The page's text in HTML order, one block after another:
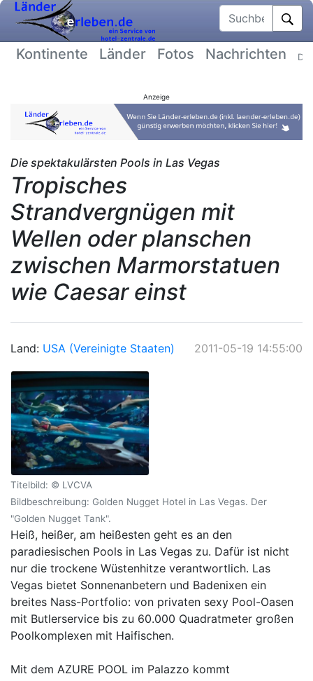
Suchbegriff
Kontinente Länder Fotos Nachrichten
Anzeige
Die spektakulärsten Pools in Las Vegas
Tropisches
Strandvergnügen mit
Wellen oder planschen
zwischen Marmorstatuen
wie Caesar einst
Land: USA (Vereinigte Staaten) 2011-05-19 14:55:00
Titelbild: © LVCVA
Bildbeschreibung: Golden Nugget Hotel in Las Vegas. Der
"Golden Nugget Tank".
Heiß, heißer, am heißesten geht es an den
paradiesischen Pools in Las Vegas zu. Dafür ist nicht
nur die trockene Wüstenhitze verantwortlich. Las
Vegas bietet Sonnenanbetern und Badenixen ein
breites Nass-Portfolio: von privaten sexy Pool-Oasen
mit Butlerservice bis zu 60.000 Quadratmeter großen
Poolkomplexen mit Haifischen.
Mit dem AZURE POOL im Palazzo kommt